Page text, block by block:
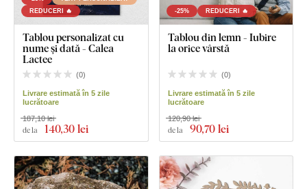
REDUCERI 🔥
Tablou personalizat cu
nume și dată - Calea
Lactee
(0)
Livrare estimată în 5 zile
lucrătoare
de la 140,30 lei
187,10 lei
-25% REDUCERI 🔥
Tablou din lemn - Iubire
la orice vârstă
(0)
Livrare estimată în 5 zile
lucrătoare
de la 90,70 lei
120,90 lei